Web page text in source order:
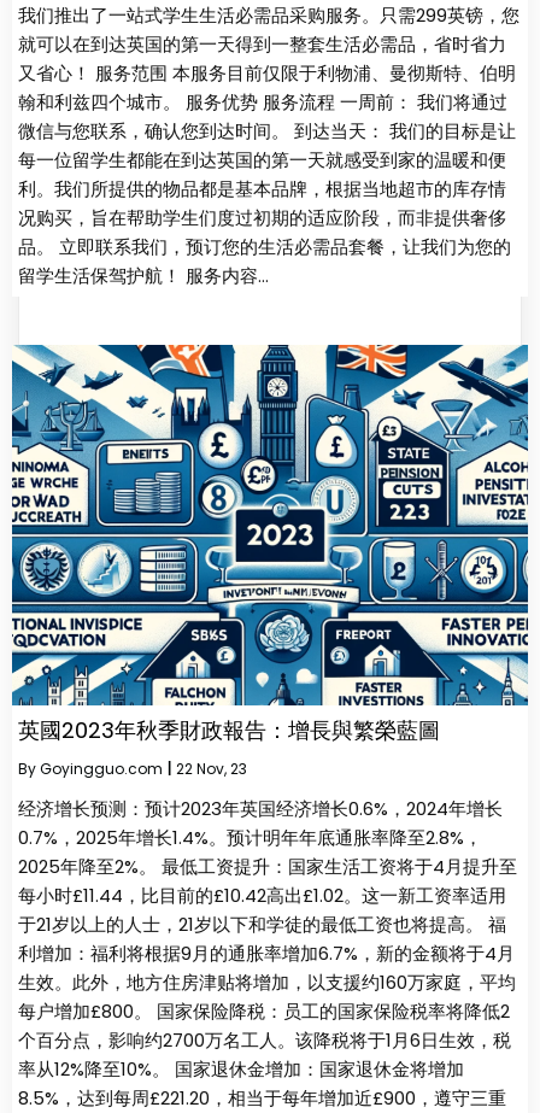
我们推出了一站式学生生活必需品采购服务。只需299英镑，您
就可以在到达英国的第一天得到一整套生活必需品，省时省力
又省心！ 服务范围 本服务目前仅限于利物浦、曼彻斯特、伯明
翰和利兹四个城市。 服务优势 服务流程 一周前： 我们将通过
微信与您联系，确认您到达时间。 到达当天： 我们的目标是让
每一位留学生都能在到达英国的第一天就感受到家的温暖和便
利。我们所提供的物品都是基本品牌，根据当地超市的库存情
况购买，旨在帮助学生们度过初期的适应阶段，而非提供奢侈
品。 立即联系我们，预订您的生活必需品套餐，让我们为您的
留学生活保驾护航！ 服务内容…
英國2023年秋季財政報告：增長與繁榮藍圖
ByGoyingguo.com 22Nov, 23
经济增长预测：预计2023年英国经济增长0.6%，2024年增长
0.7%，2025年增长1.4%。预计明年年底通胀率降至2.8%，
2025年降至2%。 最低工资提升：国家生活工资将于4月提升至
每小时£11.44，比目前的£10.42高出£1.02。这一新工资率适用
于21岁以上的人士，21岁以下和学徒的最低工资也将提高。 福
利增加：福利将根据9月的通胀率增加6.7%，新的金额将于4月
生效。此外，地方住房津贴将增加，以支援约160万家庭，平均
每户增加£800。 国家保险降税：员工的国家保险税率将降低2
个百分点，影响约2700万名工人。该降税将于1月6日生效，税
率从12%降至10%。 国家退休金增加：国家退休金将增加
8.5%，达到每周£221.20，相当于每年增加近£900，遵守三重